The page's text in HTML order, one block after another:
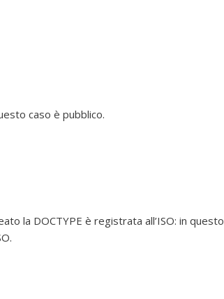
caso è pubblico.
la DOCTYPE è registrata all’ISO: in questo